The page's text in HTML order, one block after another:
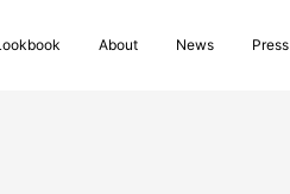
About News Press